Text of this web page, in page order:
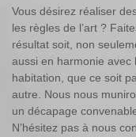
Vous désirez réaliser
les règles de l’art ?
résultat soit, non
aussi en harmonie avec
habitation, que ce soit
autre. Nous nous
un décapage
N’hésitez pas à nous